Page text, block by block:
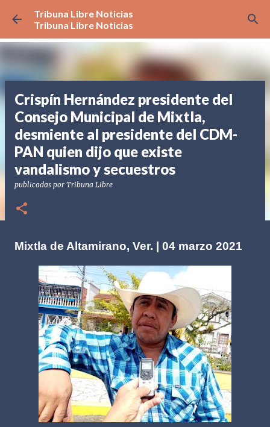
Ir al contenido principal
Tribuna Libre Noticias
Tribuna Libre Noticias
Crispín Hernández presidente del
Consejo Municipal de Mixtla,
desmiente al presidente del CDM-
PAN quien dijo que existe
vandalismo y secuestros
publicadas por Tribuna Libre
Mixtla de Altamirano, Ver. | 04 marzo 2021